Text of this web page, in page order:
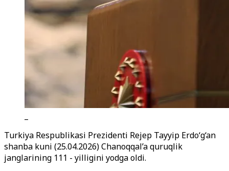
Turkiya Respublikasi Prezidenti Rejep Tayyip Erdo‘g‘an
shanba kuni (25.04.2026) Chanoqqal’a quruqlik
janglarining 111 - yilligini yodga oldi.